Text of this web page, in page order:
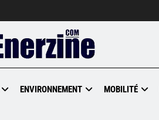
ENVIRONNEMENT MOBILITÉ